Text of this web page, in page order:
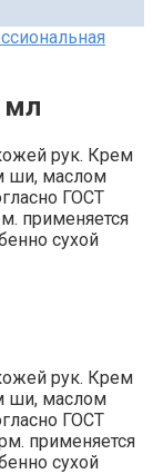
мл
рук. Крем
ши, маслом
ГОСТ
применяется
сухой
рук. Крем
ши, маслом
ГОСТ
применяется
сухой